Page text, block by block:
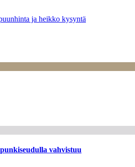
ja heikko kysyntä
vahvistuu